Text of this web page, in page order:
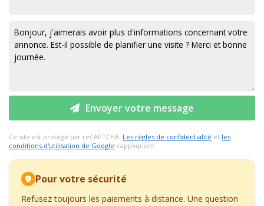
Envoyer votre message
Ce site est protégé par reCAPTCHA. Les règles de confidentialité et les
conditions d'utilisation de Google s'appliquent.
Pour votre sécurité
Refusez toujours les paiements à distance. Une question